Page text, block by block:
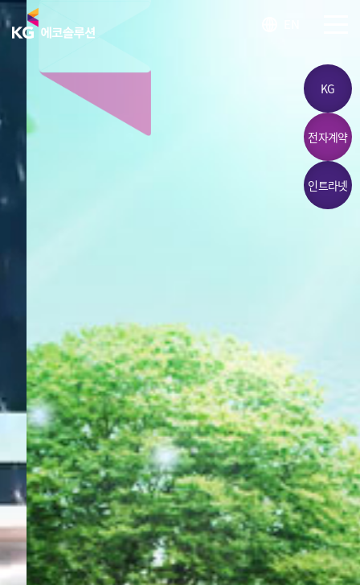
KG 에코솔루션 LOGO
KG
전자계약
인트라넷